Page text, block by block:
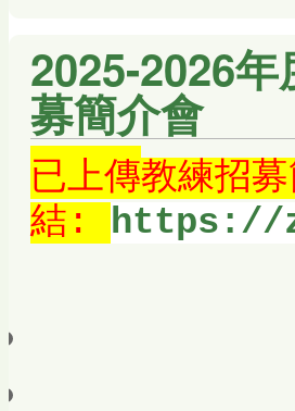
2025-2026
募簡介會
已上傳教練招募
結: https://